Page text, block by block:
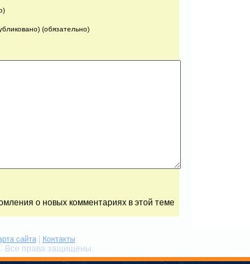
(обязательно)
о новых комментариях в этой теме
сайта| Контакты
Все права защищены.